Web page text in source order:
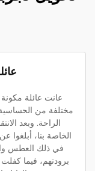
عانت عائلة
مختلفة من
الراحة. وبعد
الخاصة بنا،
في ذلك العطس
برودتهم، فيما